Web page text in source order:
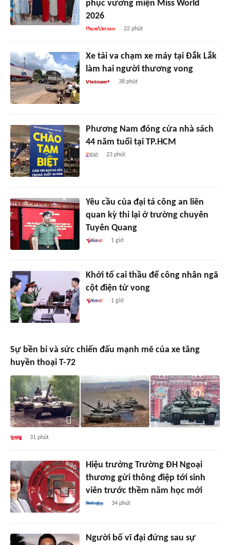
phục vương miện Miss World
2026
22 phút
Xe tải va chạm xe máy tại Đắk Lắk
làm hai người thương vong
38 phút
Phương Nam đóng cửa nhà sách
44 năm tuổi tại TP.HCM
23 phút
Yêu cầu của đại tá công an liên
quan kỳ thi lại ở trường chuyên
Tuyên Quang
1 giờ
Khởi tố cai thầu để công nhân ngã
cột điện tử vong
1 giờ
Sự bền bỉ và sức chiến đấu mạnh mẽ của xe tăng
huyền thoại T-72
31 phút
Hiệu trưởng Trường ĐH Ngoại
thương gửi thông điệp tới sinh
viên trước thềm năm học mới
34 phút
Người bố vĩ đại đứng sau sự